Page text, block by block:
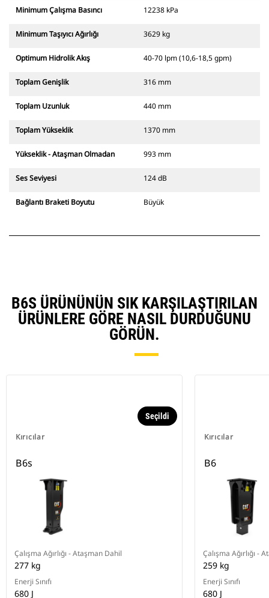
Minimum Çalışma Basıncı 12238 kPa
Minimum Taşıyıcı Ağırlığı 3629 kg
Optimum Hidrolik Akış 40-70 lpm (10,6-18,5 gpm)
Toplam Genişlik 316 mm
Toplam Uzunluk 440 mm
Toplam Yükseklik 1370 mm
Yükseklik - Ataşman Olmadan 993 mm
Ses Seviyesi 124 dB
Bağlantı Braketi Boyutu Büyük
B6S ÜRÜNÜNÜN SIK KARŞILAŞTIRILAN
ÜRÜNLERE GÖRE NASIL DURDUĞUNU
GÖRÜN.
Kırıcılar
Seçildi
B6s
Çalışma Ağırlığı - Ataşman Dahil
277 kg
Enerji Sınıfı
680 J
Kırıcılar
B6
Çalışma Ağırlığı -
259 kg
Enerji Sınıfı
680 J